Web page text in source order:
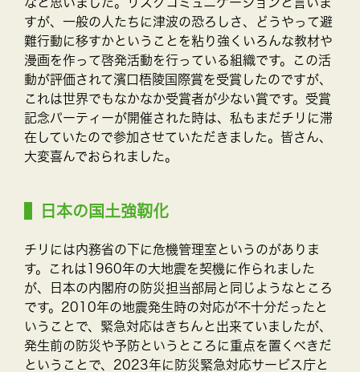
すが、一般の人たちに津波の恐ろしさ、どうやって避
難行動に移すかということを粘り強くいろんな教材や
漫画を作って啓発活動を行っている組織です。この活
動が評価されて濱口梧陵国際賞を受賞したのですが、
これは世界でもなかなか受賞者が少ない賞です。受賞
記念パーティーが開催された時は、私もまだチリに滞
在していたので参加させていただきました。皆さん、
大変喜んでおられました。
日本の国土強靭化
チリには内務省の下に危機管理室というのがありま
す。これは1960年の大地震を契機に作られました
が、日本の内閣府の防災担当部局と同じようなところ
です。2010年の地震発生時の対応が不十分だったと
いうことで、緊急対応はきちんと出来ていましたが、
発生前の防災や予防というところに重点を置くべきだ
ということで、2023年に防災緊急対応サービス庁と